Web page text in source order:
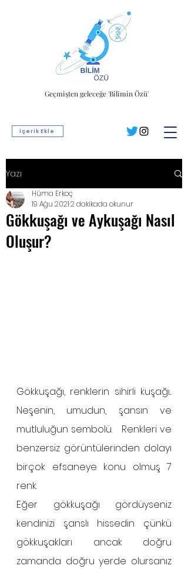
İçerik Ekle
Geçmişten geleceğe 'Bilimin Özü'
Yazı
Gökkuşağı ve Aykuşağı Nasıl
Oluşur?
Hüma Erkoç
19 Ağu 20212 dakikada okunur
Gökkuşağı, renklerin sihirli kuşağı...
Neşenin, umudun, şansın ve
mutluluğun sembolü.   Renkleri ve
benzersiz görüntülerinden dolayı
birçok efsaneye konu olmuş 7
renk.
Eğer gökkuşağı gördüyseniz
kendinizi şanslı hissedin çünkü
gökkuşakları ancak doğru
zamanda doğru yerde olursanız